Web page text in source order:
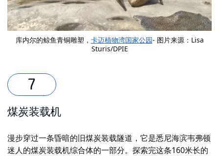
库内尔的鲸鱼青铜雕塑， 卡迈植物湾国家公园- 图片来源：Lisa
Sturis/DPIE
煤炭装载机
漫步穿过一条昏暗的旧煤炭装载隧道，它是悉尼海滨韦弗顿
迷人的煤炭装载机综合体的一部分。探索完这条160米长的